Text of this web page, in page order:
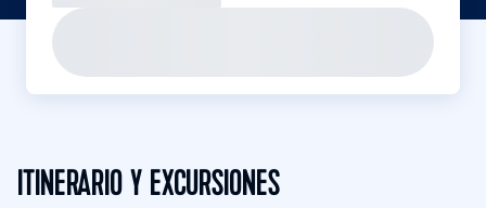
ITINERARIO Y EXCURSIONES